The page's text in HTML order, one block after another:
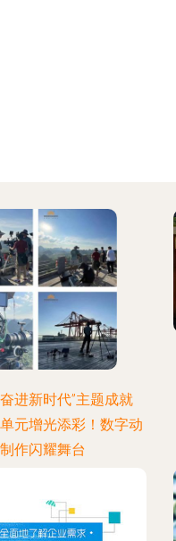
进新时代”主题成就
元增光添彩！数字动
作闪耀舞台